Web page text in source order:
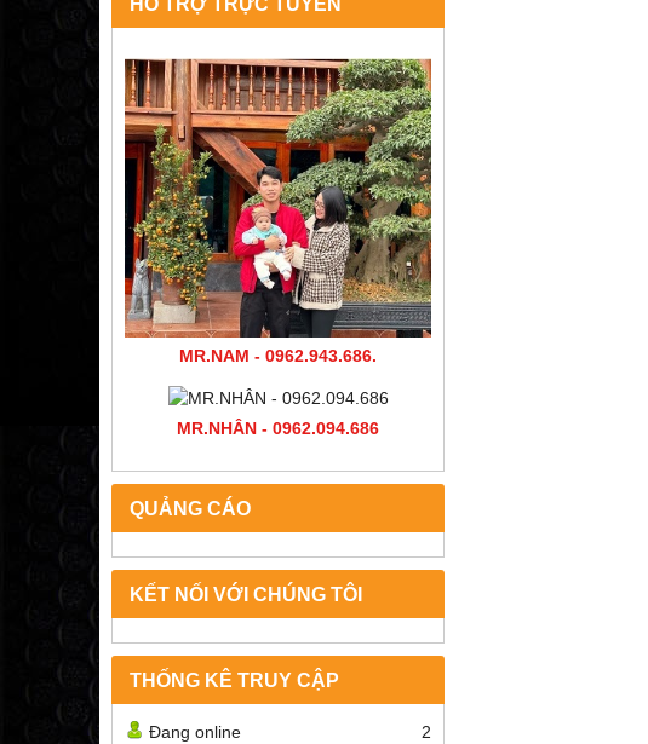
MR.NAM - 0962.943.686.
MR.NHÂN - 0962.094.686
QUẢNG CÁO
KẾT NỐI VỚI CHÚNG TÔI
THỐNG KÊ TRUY CẬP
Đang online
2